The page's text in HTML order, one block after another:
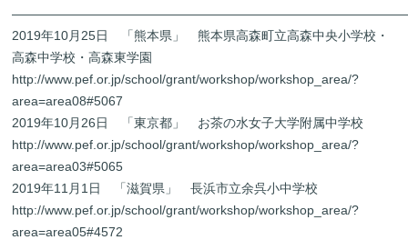
2019年10月25日 「熊本県」 熊本県高森町立高森中央小学校・
高森中学校・高森東学園
http://www.pef.or.jp/school/grant/workshop/workshop_area/?
area=area08#5067
2019年10月26日 「東京都」 お茶の水女子大学附属中学校
http://www.pef.or.jp/school/grant/workshop/workshop_area/?
area=area03#5065
2019年11月1日 「滋賀県」 長浜市立余呉小中学校
http://www.pef.or.jp/school/grant/workshop/workshop_area/?
area=area05#4572